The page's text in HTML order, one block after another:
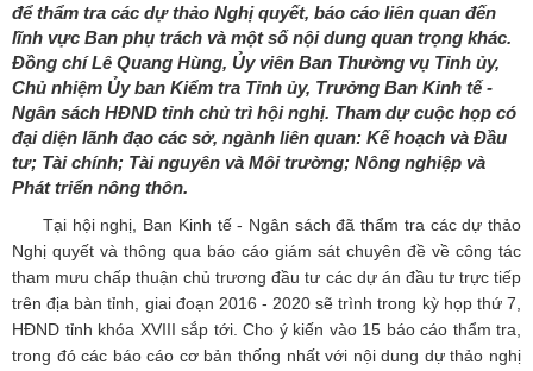
để thẩm tra các dự thảo Nghị quyết, báo cáo liên quan đến
lĩnh vực Ban phụ trách và một số nội dung quan trọng khác.
Đồng chí Lê Quang Hùng, Ủy viên Ban Thường vụ Tỉnh ủy,
Chủ nhiệm Ủy ban Kiểm tra Tỉnh ủy, Trưởng Ban Kinh tế -
Ngân sách HĐND tỉnh chủ trì hội nghị. Tham dự cuộc họp có
đại diện lãnh đạo các sở, ngành liên quan: Kế hoạch và Đầu
tư; Tài chính; Tài nguyên và Môi trường; Nông nghiệp và
Phát triển nông thôn.
Tại hội nghị, Ban Kinh tế - Ngân sách đã thẩm tra các dự thảo
Nghị quyết và thông qua báo cáo giám sát chuyên đề về công tác
tham mưu chấp thuận chủ trương đầu tư các dự án đầu tư trực tiếp
trên địa bàn tỉnh, giai đoạn 2016 - 2020 sẽ trình trong kỳ họp thứ 7,
HĐND tỉnh khóa XVIII sắp tới. Cho ý kiến vào 15 báo cáo thẩm tra,
trong đó các báo cáo cơ bản thống nhất với nội dung dự thảo nghị